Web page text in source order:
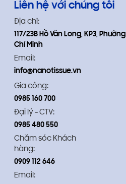
Liên hệ với chúng tôi
Địa chỉ:
117/23B Hồ Văn Long, KP3,
Chí Minh
Email:
info@nanotissue.vn
Gia công:
0985 160 700
Đại lý - CTV:
0985 480 550
Chăm sóc Khách
hàng:
0909 112 646
Email: